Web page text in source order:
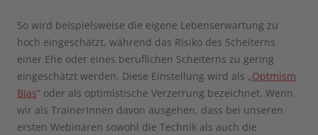
So wird beispielsweise die eigene Lebenserwartung zu
hoch eingeschätzt, während das Risiko des Scheiterns
einer Ehe oder eines beruflichen Scheiterns zu gering
eingeschätzt werden. Diese Einstellung wird als „Optmism
Bias“ oder als optimistische Verzerrung bezeichnet. Wenn
wir als TrainerInnen davon ausgehen, dass bei unseren
ersten Webinaren sowohl die Technik als auch die